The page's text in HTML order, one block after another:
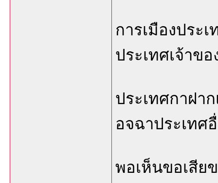
การเมืองประ
ประเทศเจ้าข
ประเทศกาฝา
อจฉาประเทศ
พอเห็นขอเสีย